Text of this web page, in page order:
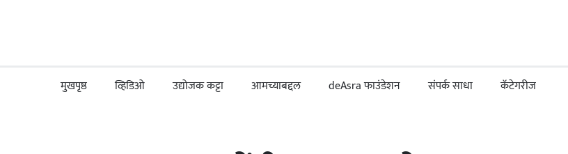
मुखपृष्ठ व्हिडिओ उद्योजक कट्टा आमच्याबद्दल deAsra फाउंडेशन संपर्क साधा कॅटेगरीज